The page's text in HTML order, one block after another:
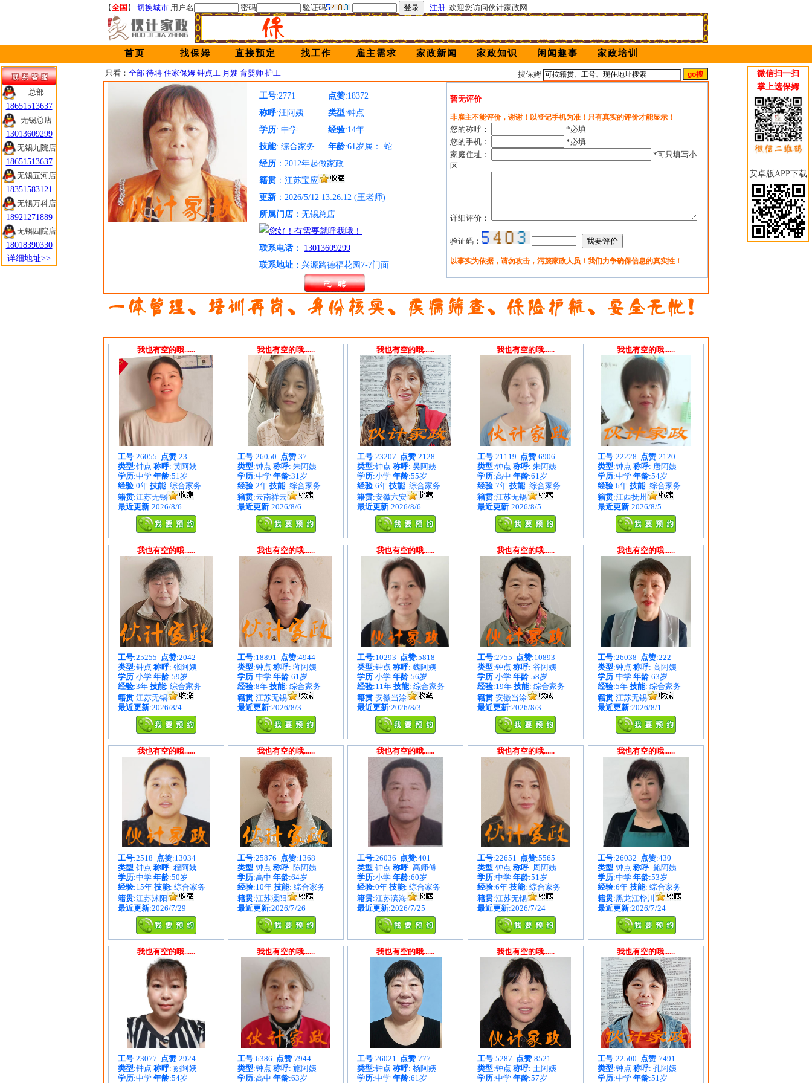
【全国 】 切换城市 用户名 密码 验证码 注册 欢迎您访问伙计家政网
首页 找保姆 直接预定 找工作 雇主需求 家政新闻 家政知识 闲闻趣事 家政培训
只看： 全部 待聘 住家保姆 钟点工 月嫂 育婴师 护工 搜保姆
工号:2771 点赞:18372
称呼:汪阿姨 类型:钟点
学历: 中学 经验:14年
技能: 综合家务 年龄:61岁属： 蛇
经历 ：2012年起做家政
籍贯 ：江苏宝应
更新 ：2026/5/12 13:26:12 (王老师)
所属门店： 无锡总店
联系电话：
13013609299
联系地址： 兴源路德福花园7-7门面
暂无评价
非雇主不能评价，谢谢！以登记手机为准！只有真实的评价才能显示！
您的称呼：
*必填
您的手机：
*必填
家庭住址：
*可只填写小
区
详细评价：
验证码：
以事实为依据，请勿攻击，污蔑家政人员！我们力争确保信息的真实性！
我也有空的哦......
工号:26055 点赞:23
类型:钟点 称呼: 黄阿姨
学历:中学 年龄:51岁
经验:0年 技能: 综合家务
籍贯:江苏无锡
最近更新:2026/8/6
我也有空的哦......
工号:26050 点赞:37
类型:钟点 称呼: 朱阿姨
学历:中学 年龄:31岁
经验:2年 技能: 综合家务
籍贯:云南祥云
最近更新:2026/8/6
我也有空的哦......
工号:23207 点赞:2128
类型:钟点 称呼: 吴阿姨
学历:小学 年龄:55岁
经验:6年 技能: 综合家务
籍贯:安徽六安
最近更新:2026/8/6
我也有空的哦......
工号:21119 点赞:6906
类型:钟点 称呼: 朱阿姨
学历:高中 年龄:61岁
经验:7年 技能: 综合家务
籍贯:江苏无锡
最近更新:2026/8/5
我也有空的哦......
工号:22228 点赞:2120
类型:钟点 称呼: 唐阿姨
学历:中学 年龄:54岁
经验:6年 技能: 综合家务
籍贯:江西抚州
最近更新:2026/8/5
我也有空的哦......
工号:25255 点赞:2042
类型:钟点 称呼: 张阿姨
学历:小学 年龄:59岁
经验:3年 技能: 综合家务
籍贯:江苏无锡
最近更新:2026/8/4
我也有空的哦......
工号:18891 点赞:4944
类型:钟点 称呼: 蒋阿姨
学历:中学 年龄:61岁
经验:8年 技能: 综合家务
籍贯:江苏无锡
最近更新:2026/8/3
我也有空的哦......
工号:10293 点赞:5818
类型:钟点 称呼: 魏阿姨
学历:小学 年龄:56岁
经验:11年 技能: 综合家务
籍贯:安徽当涂
最近更新:2026/8/3
我也有空的哦......
工号:2755 点赞:10893
类型:钟点 称呼: 谷阿姨
学历:小学 年龄:58岁
经验:19年 技能: 综合家务
籍贯:安徽当涂
最近更新:2026/8/3
我也有空的哦......
工号:26038 点赞:222
类型:钟点 称呼: 高阿姨
学历:中学 年龄:63岁
经验:5年 技能: 综合家务
籍贯:江苏无锡
最近更新:2026/8/1
我也有空的哦......
工号:2518 点赞:13034
类型:钟点 称呼: 程阿姨
学历:中学 年龄:50岁
经验:15年 技能: 综合家务
籍贯:江苏沭阳
最近更新:2026/7/29
我也有空的哦......
工号:25876 点赞:1368
类型:钟点 称呼: 陈阿姨
学历:高中 年龄:64岁
经验:10年 技能: 综合家务
籍贯:江苏溧阳
最近更新:2026/7/26
我也有空的哦......
工号:26036 点赞:401
类型:钟点 称呼: 高师傅
学历:小学 年龄:60岁
经验:0年 技能: 综合家务
籍贯:江苏滨海
最近更新:2026/7/25
我也有空的哦......
工号:22651 点赞:5565
类型:钟点 称呼: 周阿姨
学历:中学 年龄:51岁
经验:6年 技能: 综合家务
籍贯:江苏无锡
最近更新:2026/7/24
我也有空的哦......
工号:26032 点赞:430
类型:钟点 称呼: 鲍阿姨
学历:中学 年龄:53岁
经验:6年 技能: 综合家务
籍贯:黑龙江桦川
最近更新:2026/7/24
我也有空的哦......
工号:23077 点赞:2924
类型:钟点 称呼: 姚阿姨
学历:中学 年龄:54岁
我也有空的哦......
工号:6386 点赞:7944
类型:钟点 称呼: 施阿姨
学历:高中 年龄:63岁
我也有空的哦......
工号:26021 点赞:777
类型:钟点 称呼: 杨阿姨
学历:中学 年龄:61岁
我也有空的哦......
工号:5287 点赞:8521
类型:钟点 称呼: 王阿姨
学历:中学 年龄:57岁
我也有空的哦......
工号:22500 点赞:7491
类型:钟点 称呼: 孔阿姨
学历:中学 年龄:51岁
总部
18651513637
无锡总店
13013609299
无锡九院店
18651513637
无锡五河店
18351583121
无锡万科店
18921271889
无锡四院店
18018390330
详细地址>>
微信扫一扫
掌上选保姆
安卓版APP下载
总部
18651513637
无锡总店
13013609299
无锡九院店
18651513637
无锡五河店
18351583121
无锡万科店
18921271889
无锡四院店
18018390330
详细地址>>